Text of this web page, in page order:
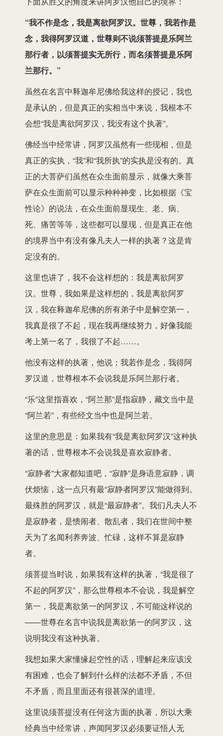
“我不作是念，我是离欲阿罗汉。世尊，我若作是
念，我得阿罗汉道，世尊则不说须菩提是乐阿兰
那行者，以须菩提实无所行，而名须菩提是乐阿
兰那行。”
虽然在名言中释迦牟尼佛给我这样的授记，我也
是承认的，但是真正的实相当中来说，我根本不
会想“我是离欲阿罗汉，我没有这个执著”。
佛经当中经常讲，阿罗汉虽然有一些现相，但是
真正的实执，“我”和“我所执”的实执是没有的。真
正的大菩萨们虽然在众生面前显示，就像大乘菩
萨在众生面前可以显示种种神变，比如根据《宝
性论》的说法，在众生面前显现生、老、病、
死、痛苦等等，这些都可以显现，但是真正在他
的境界当中有没有像凡夫人一样的执著？这是肯
定没有的。
这里也讲了，我不会这样想的：我是离欲阿罗
汉。世尊，我如果是这样想的，我是离欲阿罗
汉，我在释迦牟尼佛的所有弟子中是解空第一，
我真是很了不起，现在我再继续努力，好像我能
考上第一名了，我很了不起……。
他没有这样的执著，他说：我若作是念，我得阿
罗汉道，世尊根本不会说我是乐阿兰那行者。
“乐”这里指喜欢，“阿兰那”是指寂静，藏文当中是
“阿兰若”，有些经文当中也是阿兰若。
这里的意思是：如果我有“我是离欲阿罗汉”这种执
著的话，世尊根本不会说我是喜欢寂静者。
“寂静者”大家都知道吧，“寂静”是身语意寂静，调
伏烦恼，这一点只有最“寂静者阿罗汉”能做得到。
最殊胜的阿罗汉，就是“最寂静者”。我们凡夫人不
是寂静者，是愦闹者、散乱者，我们在世间中整
天为了名闻利养奔波、忙碌，这样不算是寂静
者。
须菩提当时说，如果我有这样的执著，“我是很了
不起的阿罗汉”，那么世尊根本不会说，我是解空
第一，我是离欲第一的阿罗汉，不可能这样说的
——世尊在名言中说我是离欲第一的阿罗汉，这
说明我没有这种执著。
我想如果大家懂缘起空性的话，理解起来应该没
有困难，也会了解到什么样的法都不矛盾，不但
不矛盾，而且里面还有很甚深的道理。
这里说须菩提没有任何这方面的执著，所以大乘
经典当中经常讲，声闻阿罗汉必须要证悟人无